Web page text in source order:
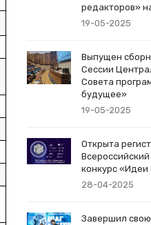
редакторов»
19-05-2025
Выпущен
Сессии
Совета
будущее»
19-05-2025
Открыта
конкурс
28-04-2025
Завершил